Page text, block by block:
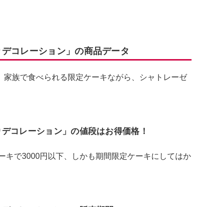
コレーション」の商品データ
族で食べられる限定ケーキながら、シャトレーゼ
コレーション」の値段はお得価格！
キで3000円以下、しかも期間限定ケーキにしてはか